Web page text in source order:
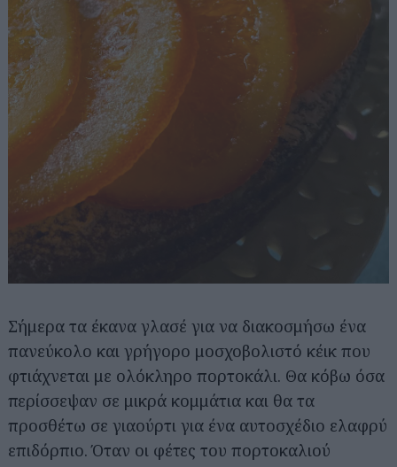
Σήμερα τα έκανα γλασέ για να διακοσμήσω ένα
πανεύκολο και γρήγορο μοσχοβολιστό κέικ που
φτιάχνεται με ολόκληρο πορτοκάλι. Θα κόβω όσα
περίσσεψαν σε μικρά κομμάτια και θα τα
προσθέτω σε γιαούρτι για ένα αυτοσχέδιο ελαφρύ
επιδόρπιο. Όταν οι φέτες του πορτοκαλιού